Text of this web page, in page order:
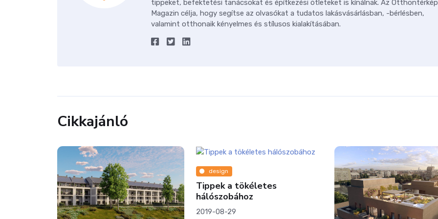
tippeket, befektetési tanácsokat és építkezési ötleteket is kínálnak. Az Otthontérkép
Magazin célja, hogy segítse az olvasókat a tudatos lakásvásárlásban, -bérlésben,
valamint otthonaik kényelmes és stílusos kialakításában.
Cikkajánló
design
Tippek a tökéletes
hálószobához
2019-08-29